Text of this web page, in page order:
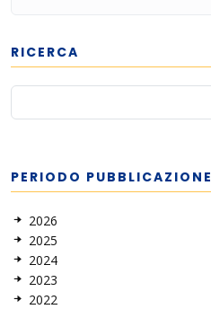
RICERCA
PERIODO PUBBLICAZIONE
2026
2025
2024
2023
2022